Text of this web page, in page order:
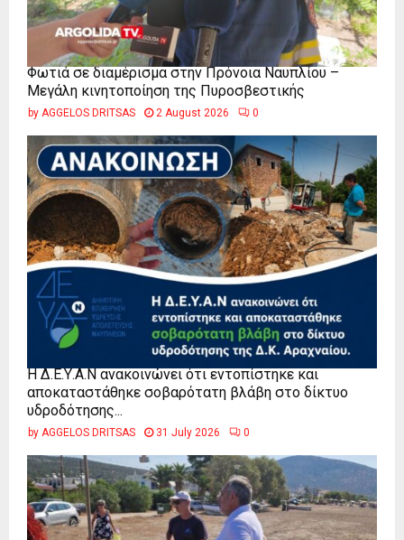
Φωτιά σε διαμέρισμα στην Πρόνοια Ναυπλίου –
Μεγάλη κινητοποίηση της Πυροσβεστικής
by AGGELOS DRITSAS 2 August 2026 0
Η Δ.Ε.Υ.Α.Ν ανακοινώνει ότι εντοπίστηκε και
αποκαταστάθηκε σοβαρότατη βλάβη στο δίκτυο
υδροδότησης...
by AGGELOS DRITSAS 31 July 2026 0